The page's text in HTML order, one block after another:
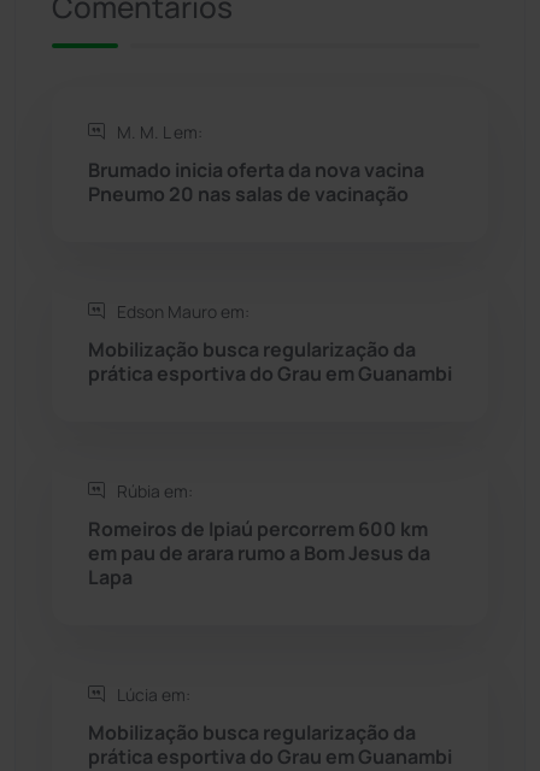
Riacho de Santana
Rio do Antônio
Rio do Pires
Seabra
Sudoeste Baiano (1530)
Tecnologia
M. M. L em:
Brumado inicia oferta da nova vacina
Pneumo 20 nas salas de vacinação
Edson Mauro em:
Mobilização busca regularização da
prática esportiva do Grau em Guanambi
Rúbia em:
Romeiros de Ipiaú percorrem 600 km
em pau de arara rumo a Bom Jesus da
Lapa
Lúcia em:
Mobilização busca regularização da
prática esportiva do Grau em Guanambi